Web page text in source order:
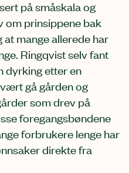
på småskala og
om prinsippene bak
at mange allerede har
Ringqvist selv fant
dyrking etter en
gå gården og
som drev på
foregangsbøndene
forbrukere lenge har
direkte fra